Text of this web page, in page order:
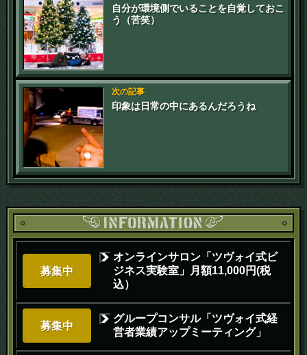
自分が環境側でいることを自覚しておこ
う（苦笑）
次の記事
印象は日常の中にあるんだろうね
募集中
オンラインサロン「ツヴォイ式ビ
ジネス実験室」月額11,000円(税
込）
募集中
グループコンサル「ツヴォイ式経
営者業績アップミーティング」